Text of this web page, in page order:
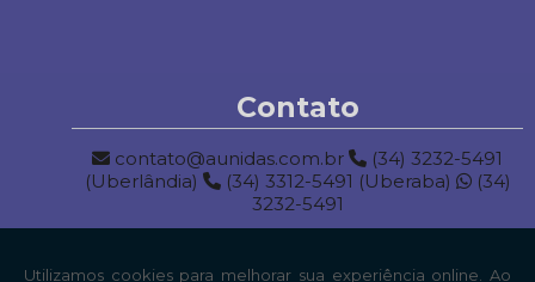
Contato
contato@aunidas.com.br
(34) 3232-5491
(Uberlândia)
(34) 3312-5491 (Uberaba)
(34)
3232-5491